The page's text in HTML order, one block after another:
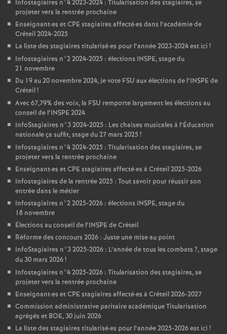
Infostagiaires n°4 2023-2024 : Titularisation des stagiaires, se
projeter vers la rentrée prochaine
Enseignant·es etCPE stagiaires affecté·es dans l’académie de
Créteil 2024-2025
La liste des stagiaires titularisé·es pour l’année 2023-2024 est ici !
Infostagiaires n°2 2024-2025 : élections INSPE, stage du
21 novembre
Du 19 au 20 novembre 2024, je vote FSU aux élections de l’INSPE de
Créteil!
Avec 67,79% des voix, la FSU remporte largement les élections au
conseil de l’INSPE 2024
InfoStagiaires n°3 2024-2025 : Les chaises musicales à l’Éducation
nationale ça suffit, stage du 27 mars 2025!
Infostagiaires n°4 2024-2025 : Titularisation des stagiaires, se
projeter vers la rentrée prochaine
Enseignant·es etCPE stagiaires affecté·es à Créteil 2025-2026
Infostagiaires de la rentrée 2025 : Tout savoir pour réussir son
entrée dans le métier
Infostagiaires n°2 2025-2026 : élections INSPE, stage du
18 novembre
Élections au conseil de l’INSPE de Créteil
Réforme des concours 2026 : Juste une mise au point
InfoStagiaires n°3 2025-2026 : L’année de tous les combats ?, stage
du 30 mars 2026!
Infostagiaires n°4 2025-2026 : Titularisation des stagiaires, se
projeter vers la rentrée prochaine
Enseignant·es etCPE stagiaires affecté·es à Créteil 2026-2027
Commission administrative paritaire académique Titularisation
agrégés et BOE, 30 juin 2026
La liste des stagiaires titularisé·es pour l’année 2025-2026 est ici !